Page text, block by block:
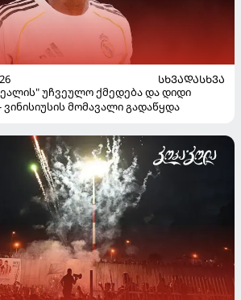
ᲡᲮᲕᲐᲓᲐᲡᲮᲕᲐ
უჩვეულო ქმედება და დიდი
ვინისიუსის მომავალი გადაწყდა